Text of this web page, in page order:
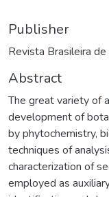
Publisher
Revista Brasileira de
Abstract
The great variety of
development of
by phytochemistry,
techniques of
characterization of
employed as